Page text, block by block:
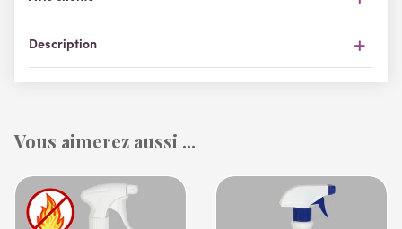
Description
Vous aimerez aussi ...